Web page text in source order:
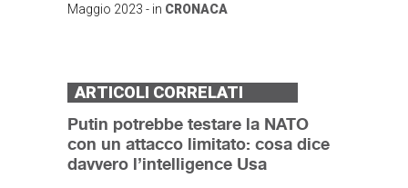
Maggio 2023 - in CRONACA
ARTICOLI CORRELATI
Putin potrebbe testare la NATO
con un attacco limitato: cosa dice
davvero l’intelligence Usa